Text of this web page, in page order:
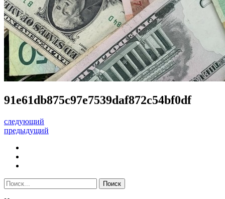
91e61db875c97e7539daf872c54bf0df
следующий
предыдущий